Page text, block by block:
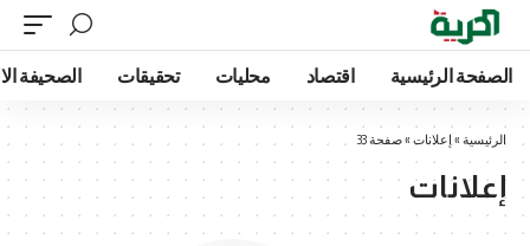
الرئيسية اقتصاد محليات تحقيقات الصحيفة
» إعلانات »صفحة 33